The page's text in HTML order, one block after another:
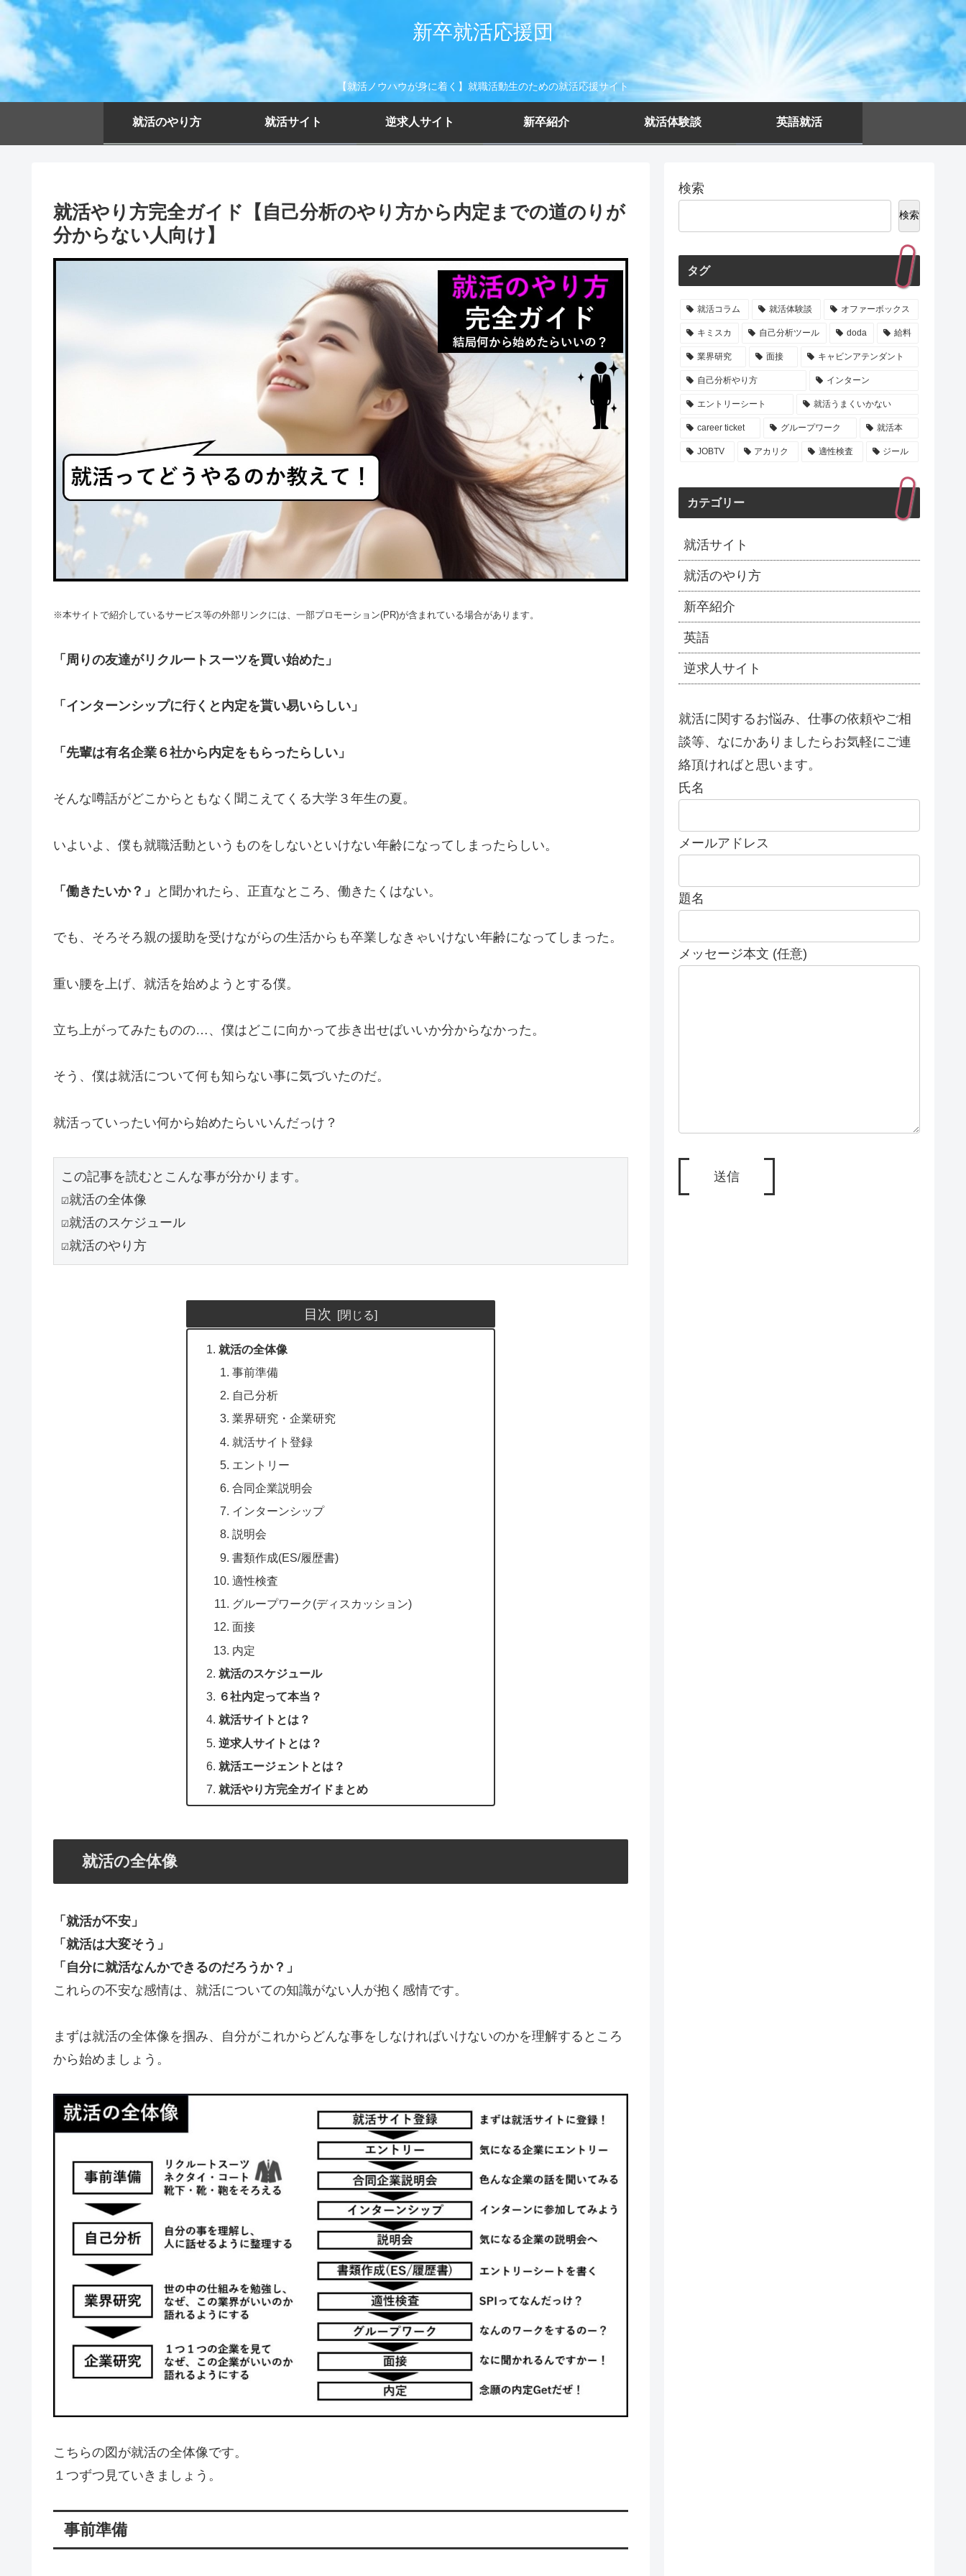
新卒就活応援団
【就活ノウハウが身に着く】就職活動生のための就活応援サイト
就活のやり方 就活サイト 逆求人サイト 新卒紹介 就活体験談 英語就活
就活やり方完全ガイド【自己分析のやり方から内定までの道のりが
分からない人向け】
※本サイトで紹介しているサービス等の外部リンクには、一部プロモーション(PR)が含まれている場合があります。
「周りの友達がリクルートスーツを買い始めた」
「インターンシップに行くと内定を貰い易いらしい」
「先輩は有名企業６社から内定をもらったらしい」
そんな噂話がどこからともなく聞こえてくる大学３年生の夏。
いよいよ、僕も就職活動というものをしないといけない年齢になってしまったらしい。
「働きたいか？」 と聞かれたら、正直なところ、働きたくはない。
でも、そろそろ親の援助を受けながらの生活からも卒業しなきゃいけない年齢になってしまった。
重い腰を上げ、就活を始めようとする僕。
立ち上がってみたものの…、僕はどこに向かって歩き出せばいいか分からなかった。
そう、僕は就活について何も知らない事に気づいたのだ。
就活っていったい何から始めたらいいんだっけ？
この記事を読むとこんな事が分かります。
☑就活の全体像
☑就活のスケジュール
☑就活のやり方
目次
就活の全体像
事前準備
自己分析
業界研究・企業研究
就活サイト登録
エントリー
合同企業説明会
インターンシップ
説明会
書類作成(ES/履歴書)
適性検査
グループワーク(ディスカッション)
面接
内定
就活のスケジュール
６社内定って本当？
就活サイトとは？
逆求人サイトとは？
就活エージェントとは？
就活やり方完全ガイドまとめ
就活の全体像
「就活が不安」
「就活は大変そう」
「自分に就活なんかできるのだろうか？」
これらの不安な感情は、就活についての知識がない人が抱く感情です。
まずは就活の全体像を掴み、自分がこれからどんな事をしなければいけないのかを理解するところ
から始めましょう。
こちらの図が就活の全体像です。
１つずつ見ていきましょう。
事前準備
検索
検索
タグ
就活コラム 就活体験談 オファーボックス
キミスカ 自己分析ツール doda 給料
業界研究 面接 キャビンアテンダント
自己分析やり方 インターン
エントリーシート 就活うまくいかない
career ticket グループワーク 就活本
JOBTV アカリク 適性検査 ジール
カテゴリー
就活サイト
就活のやり方
新卒紹介
英語
逆求人サイト
就活に関するお悩み、仕事の依頼やご相
談等、なにかありましたらお気軽にご連
絡頂ければと思います。
氏名
メールアドレス
題名
メッセージ本文 (任意)